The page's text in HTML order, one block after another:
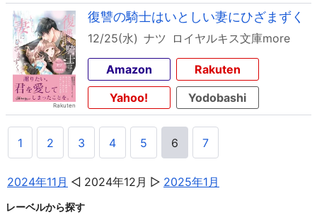
復讐の騎士はいとしい妻にひざまずく
12/25(水) ナツ ロイヤルキス文庫more
Amazon
Rakuten
Yahoo!
Yodobashi
1 2 3 4 5 6 7
2024年11月 2024年12月 2025年1月
レーベルから探す